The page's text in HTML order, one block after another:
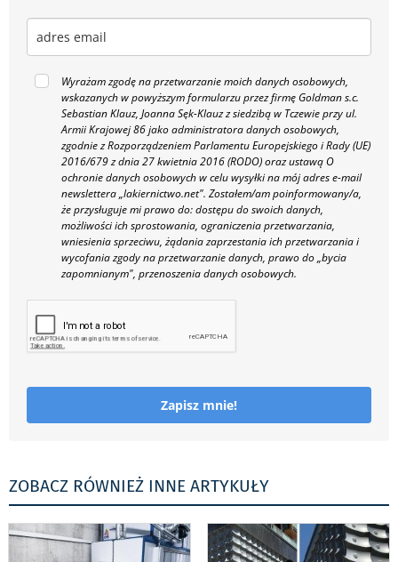
Wyrażam zgodę na przetwarzanie moich danych osobowych,
wskazanych w powyższym formularzu przez firmę Goldman s.c.
Sebastian Klauz, Joanna Sęk-Klauz z siedzibą w Tczewie przy ul.
Armii Krajowej 86 jako administratora danych osobowych,
zgodnie z Rozporządzeniem Parlamentu Europejskiego i Rady (UE)
2016/679 z dnia 27 kwietnia 2016 (RODO) oraz ustawą O
ochronie danych osobowych w celu wysyłki na mój adres e-mail
newslettera „lakiernictwo.net". Zostałem/am poinformowany/a,
że przysługuje mi prawo do: dostępu do swoich danych,
możliwości ich sprostowania, ograniczenia przetwarzania,
wniesienia sprzeciwu, żądania zaprzestania ich przetwarzania i
wycofania zgody na przetwarzanie danych, prawo do „bycia
zapomnianym", przenoszenia danych osobowych.
Zapisz mnie!
ZOBACZ RÓWNIEŻ INNE ARTYKUŁY